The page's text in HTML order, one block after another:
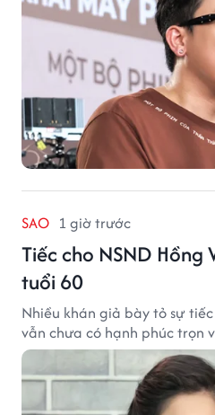
SAO 1 giờ trước
Tiếc cho NSND Hồng
tuổi 60
Nhiều khán giả bày tỏ sự
vẫn chưa có hạnh phúc trọn